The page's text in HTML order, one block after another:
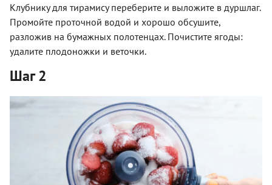
Клубнику для тирамису переберите и выложите в дуршлаг.
Промойте проточной водой и хорошо обсушите,
разложив на бумажных полотенцах. Почистите ягоды:
удалите плодоножки и веточки.
Шаг 2